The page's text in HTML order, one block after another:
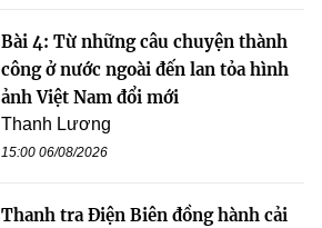
Bài 4: Từ những câu chuyện thành
công ở nước ngoài đến lan tỏa hình
ảnh Việt Nam đổi mới
Thanh Lương
15:00 06/08/2026
Thanh tra Điện Biên đồng hành cải